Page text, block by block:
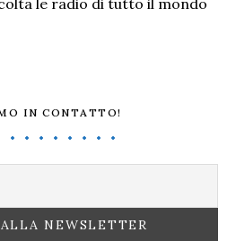
le radio di tutto il mondo
IN CONTATTO!